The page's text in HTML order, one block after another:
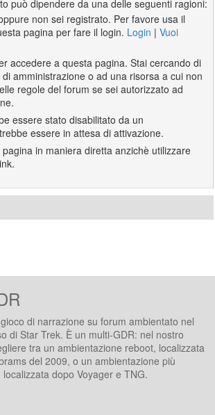
può dipendere da una delle seguenti ragioni:
non sei registrato. Per favore usa il
pagina per fare il login. Login |Vuoi
accedere a questa pagina. Stai cercando di
amministrazione o ad una risorsa a cui non
regole del forum se sei autorizzato ad
essere stato disabilitato da un
essere in attesa di attivazione.
in maniera diretta anzichè utilizzare
di narrazione su forum ambientato nel
di Star Trek. È un multi-GDR: nel nostro
tra un ambientazione reboot, localizzata
del 2009, o un ambientazione più
dopo Voyager e TNG.